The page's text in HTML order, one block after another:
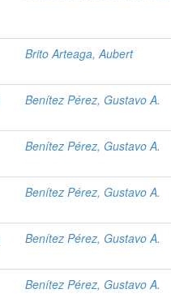
Brito Arteaga, Aubert
Benítez Pérez, Gustavo A.
Benítez Pérez, Gustavo A.
Benítez Pérez, Gustavo A.
Benítez Pérez, Gustavo A.
Benítez Pérez, Gustavo A.